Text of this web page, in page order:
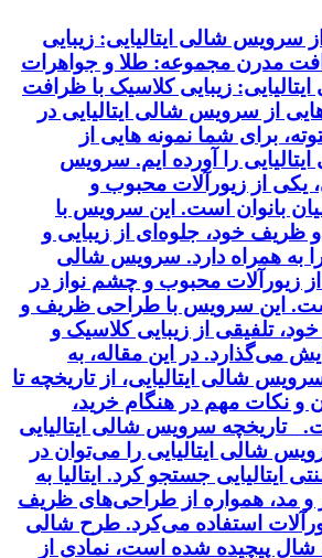
سرویس شالی ایتالیایی: زیبایی
مدرن مجموعه: طلا و جواهرات
زیبایی کلاسیک با ظرافت
از سرویس شالی ایتالیایی در
برای شما نمونه هایی از
را آورده ایم. سرویس
یکی از زیورآلات محبوب و
بانوان است. این سرویس با
خود، جلوه‌ای از زیبایی و
به همراه دارد. سرویس شالی
از زیورآلات محبوب و چشم نواز در
این سرویس با طراحی ظریف و
تلفیقی از زیبایی کلاسیک و
می‌گذارد. در این مقاله، به
شالی ایتالیایی، از تاریخچه تا
و نکات مهم در هنگام خرید،
تاریخچه سرویس شالی ایتالیایی
شالی ایتالیایی را می‌توان در
ایتالیایی جستجو کرد. ایتالیا به
و مد، همواره از طراحی‌های ظریف
استفاده می‌کرد. طرح شالی
شال پیچیده شده است، نمادی از